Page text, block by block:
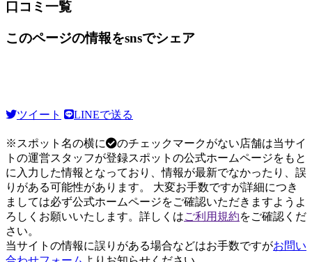
口コミ一覧
このページの情報をsnsでシェア
ツイート LINEで送る
※スポット名の横に
のチェックマークがない店舗は当サイ
トの運営スタッフが登録スポットの公式ホームページをもと
に入力した情報となっており、情報が最新でなかったり、誤
りがある可能性があります。 大変お手数ですが詳細につき
ましては必ず公式ホームページをご確認いただきますようよ
ろしくお願いいたします。詳しくはご利用規約をご確認くだ
さい。
当サイトの情報に誤りがある場合などはお手数ですがお問い